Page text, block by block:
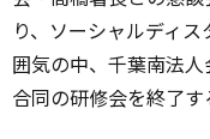
り、ソーシャルディ
囲気の中、千葉南法
合同の研修会を終了す